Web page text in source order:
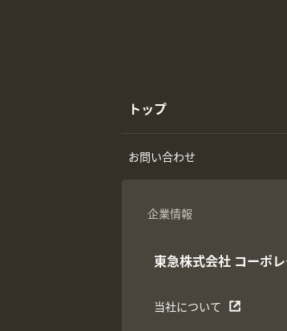
トップ
お問い合わせ
企業情報
東急株式会社 コーポ
当社について